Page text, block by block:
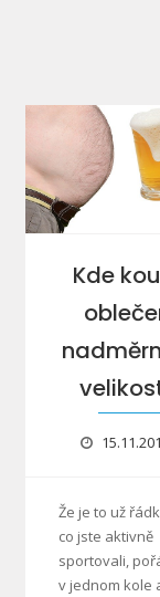
Kde
Že je to už
co jste aktivně
sportovali,
v jednom kole